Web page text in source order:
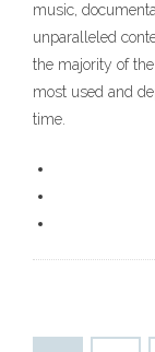
music,
unparalleled
the majority of
most used and
time.